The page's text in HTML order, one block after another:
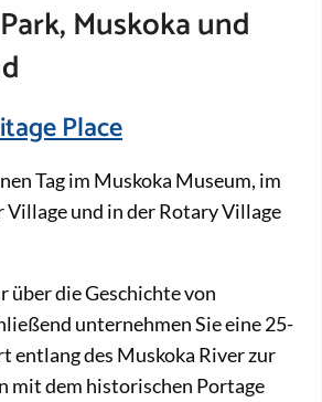
Muskoka und
Place
Tag im Muskoka Museum, im
Village und in der Rotary Village
über die Geschichte von
unternehmen Sie eine 25-
entlang des Muskoka River zur
mit dem historischen Portage